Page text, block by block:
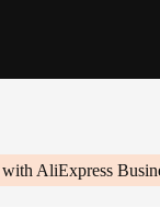
AliExpress